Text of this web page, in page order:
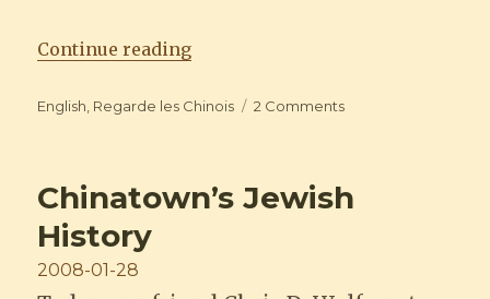
Continue reading“Regarde les Chinois : Robert
Categories
English Regarde les Chinois 2 Commentson
:
Chinatown’s Jewish
History
Posted
2008-01-28